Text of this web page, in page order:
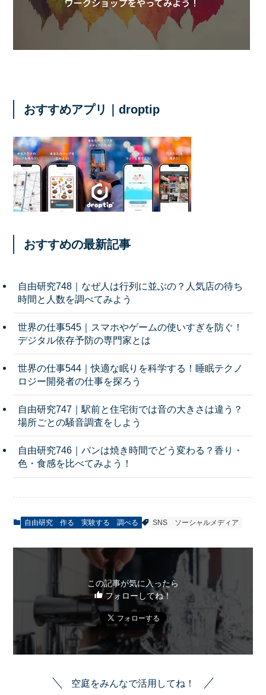
おすすめアプリ｜droptip
おすすめの最新記事
自由研究748｜なぜ人は行列に並ぶの？人気店の待ち
時間と人数を調べてみよう
世界の仕事545｜スマホやゲームの使いすぎを防ぐ！
デジタル依存予防の専門家とは
世界の仕事544｜快適な眠りを科学する！睡眠テクノ
ロジー開発者の仕事を探ろう
自由研究747｜駅前と住宅街では音の大きさは違う？
場所ごとの騒音調査をしよう
自由研究746｜パンは焼き時間でどう変わる？香り・
色・食感を比べてみよう！
自由研究 作る 実験する 調べる SNS ソーシャルメディア
この記事が気に入ったら
フォローしてね！
空庭をみんなで活用してね！